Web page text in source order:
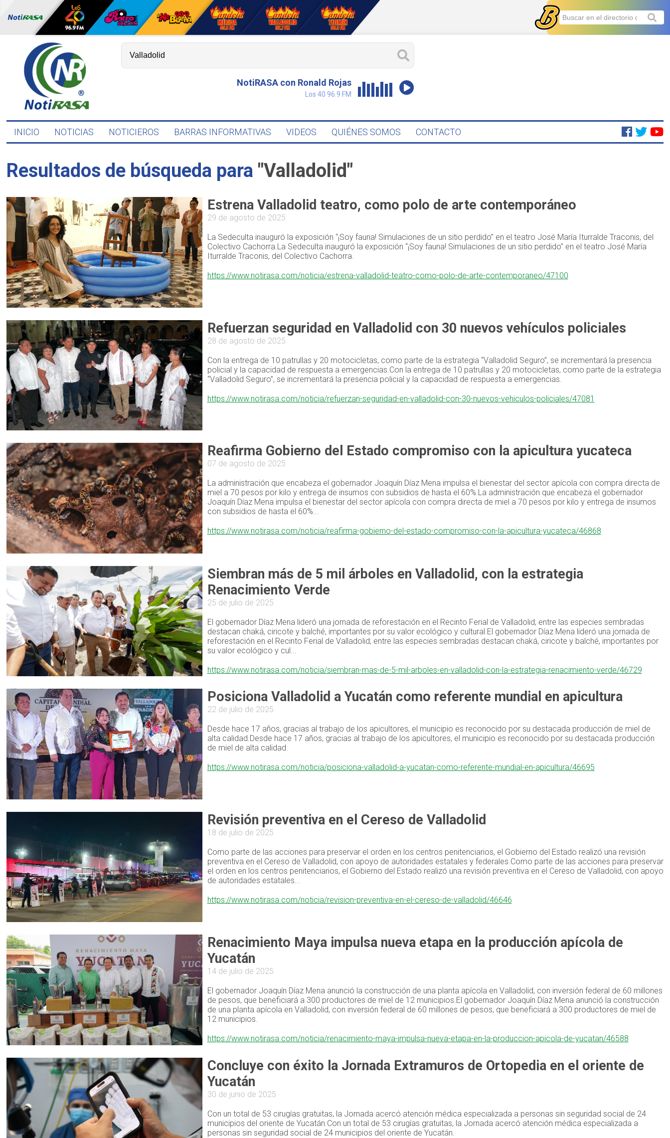
NotiRASA con Ronald Rojas
Los 40 96.9 FM
INICIO NOTICIAS NOTICIEROS BARRAS INFORMATIVAS VIDEOS QUIÉNES SOMOS CONTACTO
Resultados de búsqueda para "Valladolid"
Estrena Valladolid teatro, como polo de arte contemporáneo
29 de agosto de 2025
La Sedeculta inauguró la exposición “¡Soy fauna! Simulaciones de un sitio perdido” en el teatro José María Iturralde Traconis, del
Colectivo Cachorra.La Sedeculta inauguró la exposición “¡Soy fauna! Simulaciones de un sitio perdido” en el teatro José María
Iturralde Traconis, del Colectivo Cachorra.
https://www.notirasa.com/noticia/estrena-valladolid-teatro-como-polo-de-arte-contemporaneo/47100
Refuerzan seguridad en Valladolid con 30 nuevos vehículos policiales
28 de agosto de 2025
Con la entrega de 10 patrullas y 20 motocicletas, como parte de la estrategia “Valladolid Seguro”, se incrementará la presencia
policial y la capacidad de respuesta a emergencias.Con la entrega de 10 patrullas y 20 motocicletas, como parte de la estrategia
“Valladolid Seguro”, se incrementará la presencia policial y la capacidad de respuesta a emergencias.
https://www.notirasa.com/noticia/refuerzan-seguridad-en-valladolid-con-30-nuevos-vehiculos-policiales/47081
Reafirma Gobierno del Estado compromiso con la apicultura yucateca
07 de agosto de 2025
La administración que encabeza el gobernador Joaquín Díaz Mena impulsa el bienestar del sector apícola con compra directa de
miel a 70 pesos por kilo y entrega de insumos con subsidios de hasta el 60%.La administración que encabeza el gobernador
Joaquín Díaz Mena impulsa el bienestar del sector apícola con compra directa de miel a 70 pesos por kilo y entrega de insumos
con subsidios de hasta el 60%...
https://www.notirasa.com/noticia/reafirma-gobierno-del-estado-compromiso-con-la-apicultura-yucateca/46868
Siembran más de 5 mil árboles en Valladolid, con la estrategia
Renacimiento Verde
25 de julio de 2025
El gobernador Díaz Mena lideró una jornada de reforestación en el Recinto Ferial de Valladolid; entre las especies sembradas
destacan chaká, ciricote y balché, importantes por su valor ecológico y cultural.El gobernador Díaz Mena lideró una jornada de
reforestación en el Recinto Ferial de Valladolid; entre las especies sembradas destacan chaká, ciricote y balché, importantes por
su valor ecológico y cul...
https://www.notirasa.com/noticia/siembran-mas-de-5-mil-arboles-en-valladolid-con-la-estrategia-renacimiento-verde/46729
Posiciona Valladolid a Yucatán como referente mundial en apicultura
22 de julio de 2025
Desde hace 17 años, gracias al trabajo de los apicultores, el municipio es reconocido por su destacada producción de miel de
alta calidad.Desde hace 17 años, gracias al trabajo de los apicultores, el municipio es reconocido por su destacada producción
de miel de alta calidad.
https://www.notirasa.com/noticia/posiciona-valladolid-a-yucatan-como-referente-mundial-en-apicultura/46695
Revisión preventiva en el Cereso de Valladolid
18 de julio de 2025
Como parte de las acciones para preservar el orden en los centros penitenciarios, el Gobierno del Estado realizó una revisión
preventiva en el Cereso de Valladolid, con apoyo de autoridades estatales y federales.Como parte de las acciones para preservar
el orden en los centros penitenciarios, el Gobierno del Estado realizó una revisión preventiva en el Cereso de Valladolid, con apoyo
de autoridades estatales...
https://www.notirasa.com/noticia/revision-preventiva-en-el-cereso-de-valladolid/46646
Renacimiento Maya impulsa nueva etapa en la producción apícola de
Yucatán
14 de julio de 2025
El gobernador Joaquín Díaz Mena anunció la construcción de una planta apícola en Valladolid, con inversión federal de 60 millones
de pesos, que beneficiará a 300 productores de miel de 12 municipios.El gobernador Joaquín Díaz Mena anunció la construcción
de una planta apícola en Valladolid, con inversión federal de 60 millones de pesos, que beneficiará a 300 productores de miel de
12 municipios.
https://www.notirasa.com/noticia/renacimiento-maya-impulsa-nueva-etapa-en-la-produccion-apicola-de-yucatan/46588
Concluye con éxito la Jornada Extramuros de Ortopedia en el oriente de
Yucatán
30 de junio de 2025
Con un total de 53 cirugías gratuitas, la Jornada acercó atención médica especializada a personas sin seguridad social de 24
municipios del oriente de Yucatán.Con un total de 53 cirugías gratuitas, la Jornada acercó atención médica especializada a
personas sin seguridad social de 24 municipios del oriente de Yucatán.